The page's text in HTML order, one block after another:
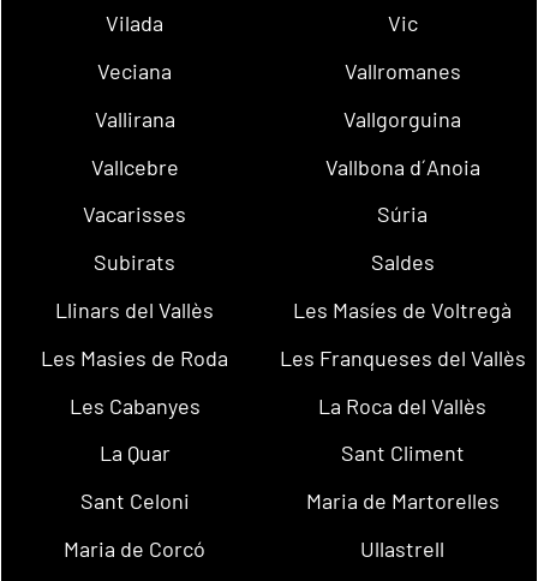
Vilada
Vic
Veciana
Vallromanes
Vallirana
Vallgorguina
Vallcebre
Vallbona d´Anoia
Vacarisses
Súria
Subirats
Saldes
Llinars del Vallès
Les Masíes de Voltregà
Les Masies de Roda
Les Franqueses del Vallès
Les Cabanyes
La Roca del Vallès
La Quar
Sant Climent
Sant Celoni
Maria de Martorelles
Maria de Corcó
Ullastrell